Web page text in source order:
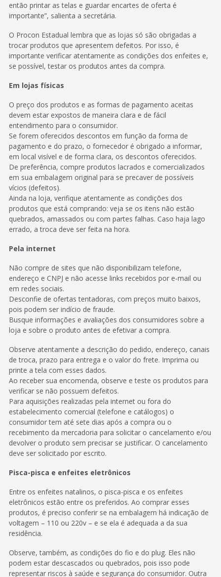
então printar as telas e guardar encartes de oferta é
importante”, salienta a secretária.
O Procon Estadual lembra que as lojas só são obrigadas a
trocar produtos que apresentem defeitos. Por isso, é
importante verificar atentamente as condições dos enfeites e,
se possível, testar os produtos antes da compra.
Em lojas físicas
O preço dos produtos e as formas de pagamento aceitas
devem estar expostos de maneira clara e de fácil
entendimento para o consumidor.
Se forem oferecidos descontos em função da forma de
pagamento e do prazo, o fornecedor é obrigado a informar,
em local visível e de forma clara, os descontos oferecidos.
De preferência, compre produtos lacrados e comercializados
em sua embalagem original para se precaver de possíveis
vícios (defeitos).
Ainda na loja, verifique atentamente as condições dos
produtos que está comprando: veja se os itens não estão
quebrados, amassados ou com partes falhas. Caso haja lago
errado, a troca deve ser feita na hora.
Pela internet
Não compre de sites que não disponibilizam telefone,
endereço e CNPJ e não acesse links recebidos por e-mail ou
em redes sociais.
Desconfie de ofertas tentadoras, com preços muito baixos,
pois podem ser indício de fraude.
Busque informações e avaliações dos consumidores sobre a
loja e sobre o produto antes de efetivar a compra.
Observe atentamente a descrição do pedido, endereço, canais
de troca, prazo para entrega e o valor do frete. Imprima ou
printe a tela com esses dados.
Ao receber sua encomenda, observe e teste os produtos para
verificar se não possuem defeitos.
Para aquisições realizadas pela internet ou fora do
estabelecimento comercial (telefone e catálogos) o
consumidor tem até sete dias após a compra ou o
recebimento da mercadoria para solicitar o cancelamento e/ou
devolver o produto sem precisar se justificar. O cancelamento
deve ser solicitado por escrito.
Pisca-pisca e enfeites eletrônicos
Entre os enfeites natalinos, o pisca-pisca e os enfeites
eletrônicos estão entre os preferidos. Ao comprar esses
produtos, é preciso conferir se na embalagem há indicação de
voltagem – 110 ou 220v – e se ela é adequada a da sua
residência.
Observe, também, as condições do fio e do plug. Eles não
podem estar descascados ou quebrados, pois isso pode
representar riscos à saúde e segurança do consumidor. Outra